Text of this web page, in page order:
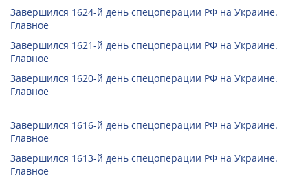
Завершился 1624-й день спецоперации РФ на Украине.
Главное
Завершился 1621-й день спецоперации РФ на Украине.
Главное
Завершился 1620-й день спецоперации РФ на Украине.
Главное
Завершился 1616-й день спецоперации РФ на Украине.
Главное
Завершился 1613-й день спецоперации РФ на Украине.
Главное